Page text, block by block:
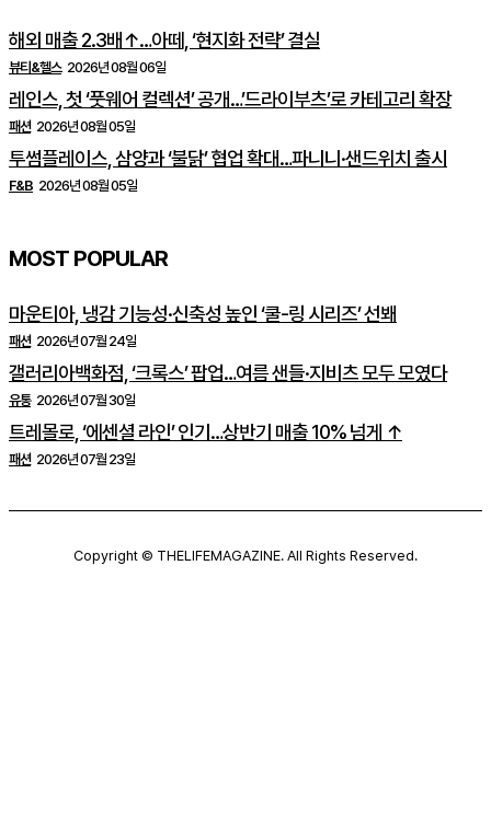
해외 매출 2.3배↑…아떼, ‘현지화 전략’ 결실
뷰티&헬스 2026년 08월 06일
레인스, 첫 ‘풋웨어 컬렉션’ 공개…’드라이부츠’로 카테고리 확장
패션 2026년 08월 05일
투썸플레이스, 삼양과 ‘불닭’ 협업 확대…파니니·샌드위치 출시
F&B 2026년 08월 05일
MOST POPULAR
마운티아, 냉감 기능성·신축성 높인 ‘쿨-링 시리즈’ 선봬
패션 2026년 07월 24일
갤러리아백화점, ‘크록스’ 팝업…여름 샌들·지비츠 모두 모였다
유통 2026년 07월 30일
트레몰로, ‘에센셜 라인’ 인기…상반기 매출 10% 넘게 ↑
패션 2026년 07월 23일
Copyright © THELIFEMAGAZINE. All Rights Reserved.